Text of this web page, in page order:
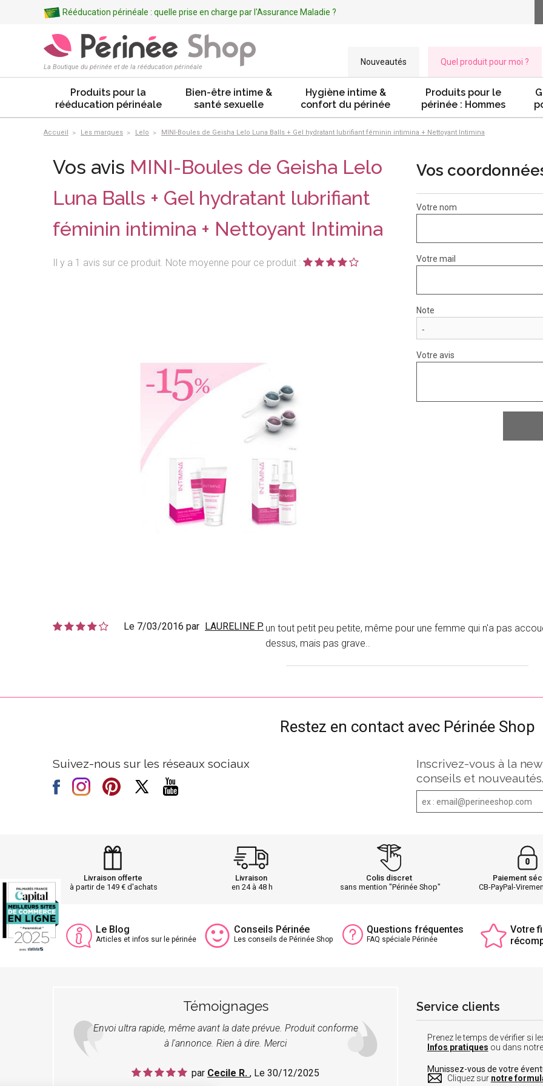
Rééducation périnéale : quelle prise en charge par l'Assurance Maladie ?
La Boutique du périnée et de la rééducation périnéale
Nouveautés Quel produit pour moi ?
Produits pour la
rééducation périnéale
Bien-être intime &
santé sexuelle
Hygiène intime &
confort du périnée
Produits pour le
périnée : Hommes
Accueil Les marques Lelo MINI-Boules de Geisha Lelo Luna Balls + Gel hydratant lubrifiant féminin intimina + Nettoyant Intimina
Vos avis MINI-Boules de Geisha Lelo
Luna Balls + Gel hydratant lubrifiant
féminin intimina + Nettoyant Intimina
Il y a 1 avis sur ce produit. Note moyenne pour ce produit :
Vos
Votre nom
Votre mail
Note
Votre avis
Le 7/03/2016 par LAURELINE P. un tout petit peu petite, même pour une femme qui n'a pas
dessus, mais pas grave..
Restez en contact avec Périnée Shop
Suivez-nous sur les réseaux sociaux
Inscrivez-vous à la
conseils et nouveautés.
Livraison offerte
à partir de 149 € d'achats
Livraison
en 24 à 48 h
Colis discret
sans mention "Périnée Shop"
Paiement
CB-PayPal-
Le Blog
Articles et infos sur le périnée
Conseils Périnée
Les conseils de Périnée Shop
Questions fréquentes
FAQ spéciale Périnée
Votre
Témoignages
Envoi ultra rapide, même avant la date prévue. Produit conforme
à l'annonce. Rien à dire. Merci
par Cecile R. , Le 30/12/2025
Service clients
Prenez le temps de vérifier si
Infos pratiques ou dans
Munissez-vous de votre
Cliquez sur notre